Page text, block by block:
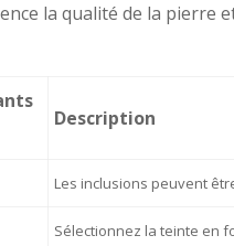
la qualité de la pierre
Description
Les inclusions peuvent
Sélectionnez la teinte en